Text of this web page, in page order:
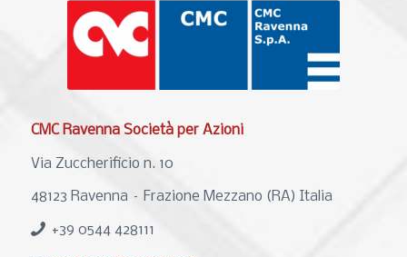
CMC Ravenna Società per Azioni
Via Zuccherificio n. 10
48123 Ravenna – Frazione Mezzano (RA) Italia
+39 0544 428111